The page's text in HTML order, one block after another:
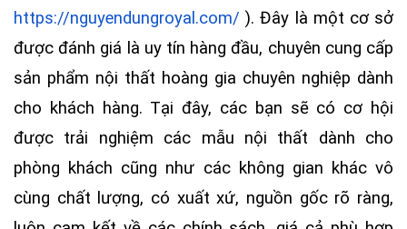
https://nguyendungroyal.com/). Đây là một cơ sở
được đánh giá là uy tín hàng đầu, chuyên cung cấp
sản phẩm nội thất hoàng gia chuyên nghiệp dành
cho khách hàng. Tại đây, các bạn sẽ có cơ hội
được trải nghiệm các mẫu nội thất dành cho
phòng khách cũng như các không gian khác vô
cùng chất lượng, có xuất xứ, nguồn gốc rõ ràng,